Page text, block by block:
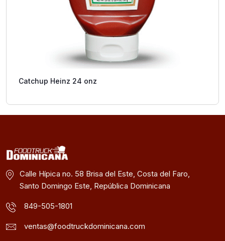
Catchup Heinz 24 onz
Calle Hípica no. 58 Brisa del Este, Costa del Faro,
Santo Domingo Este, República Dominicana
849-505-1801
ventas@foodtruckdominicana.com